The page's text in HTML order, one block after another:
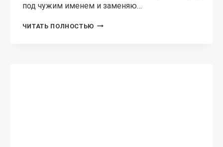
под чужим именем и заменяю…
ЧИТАТЬ ПОЛНОСТЬЮ Я